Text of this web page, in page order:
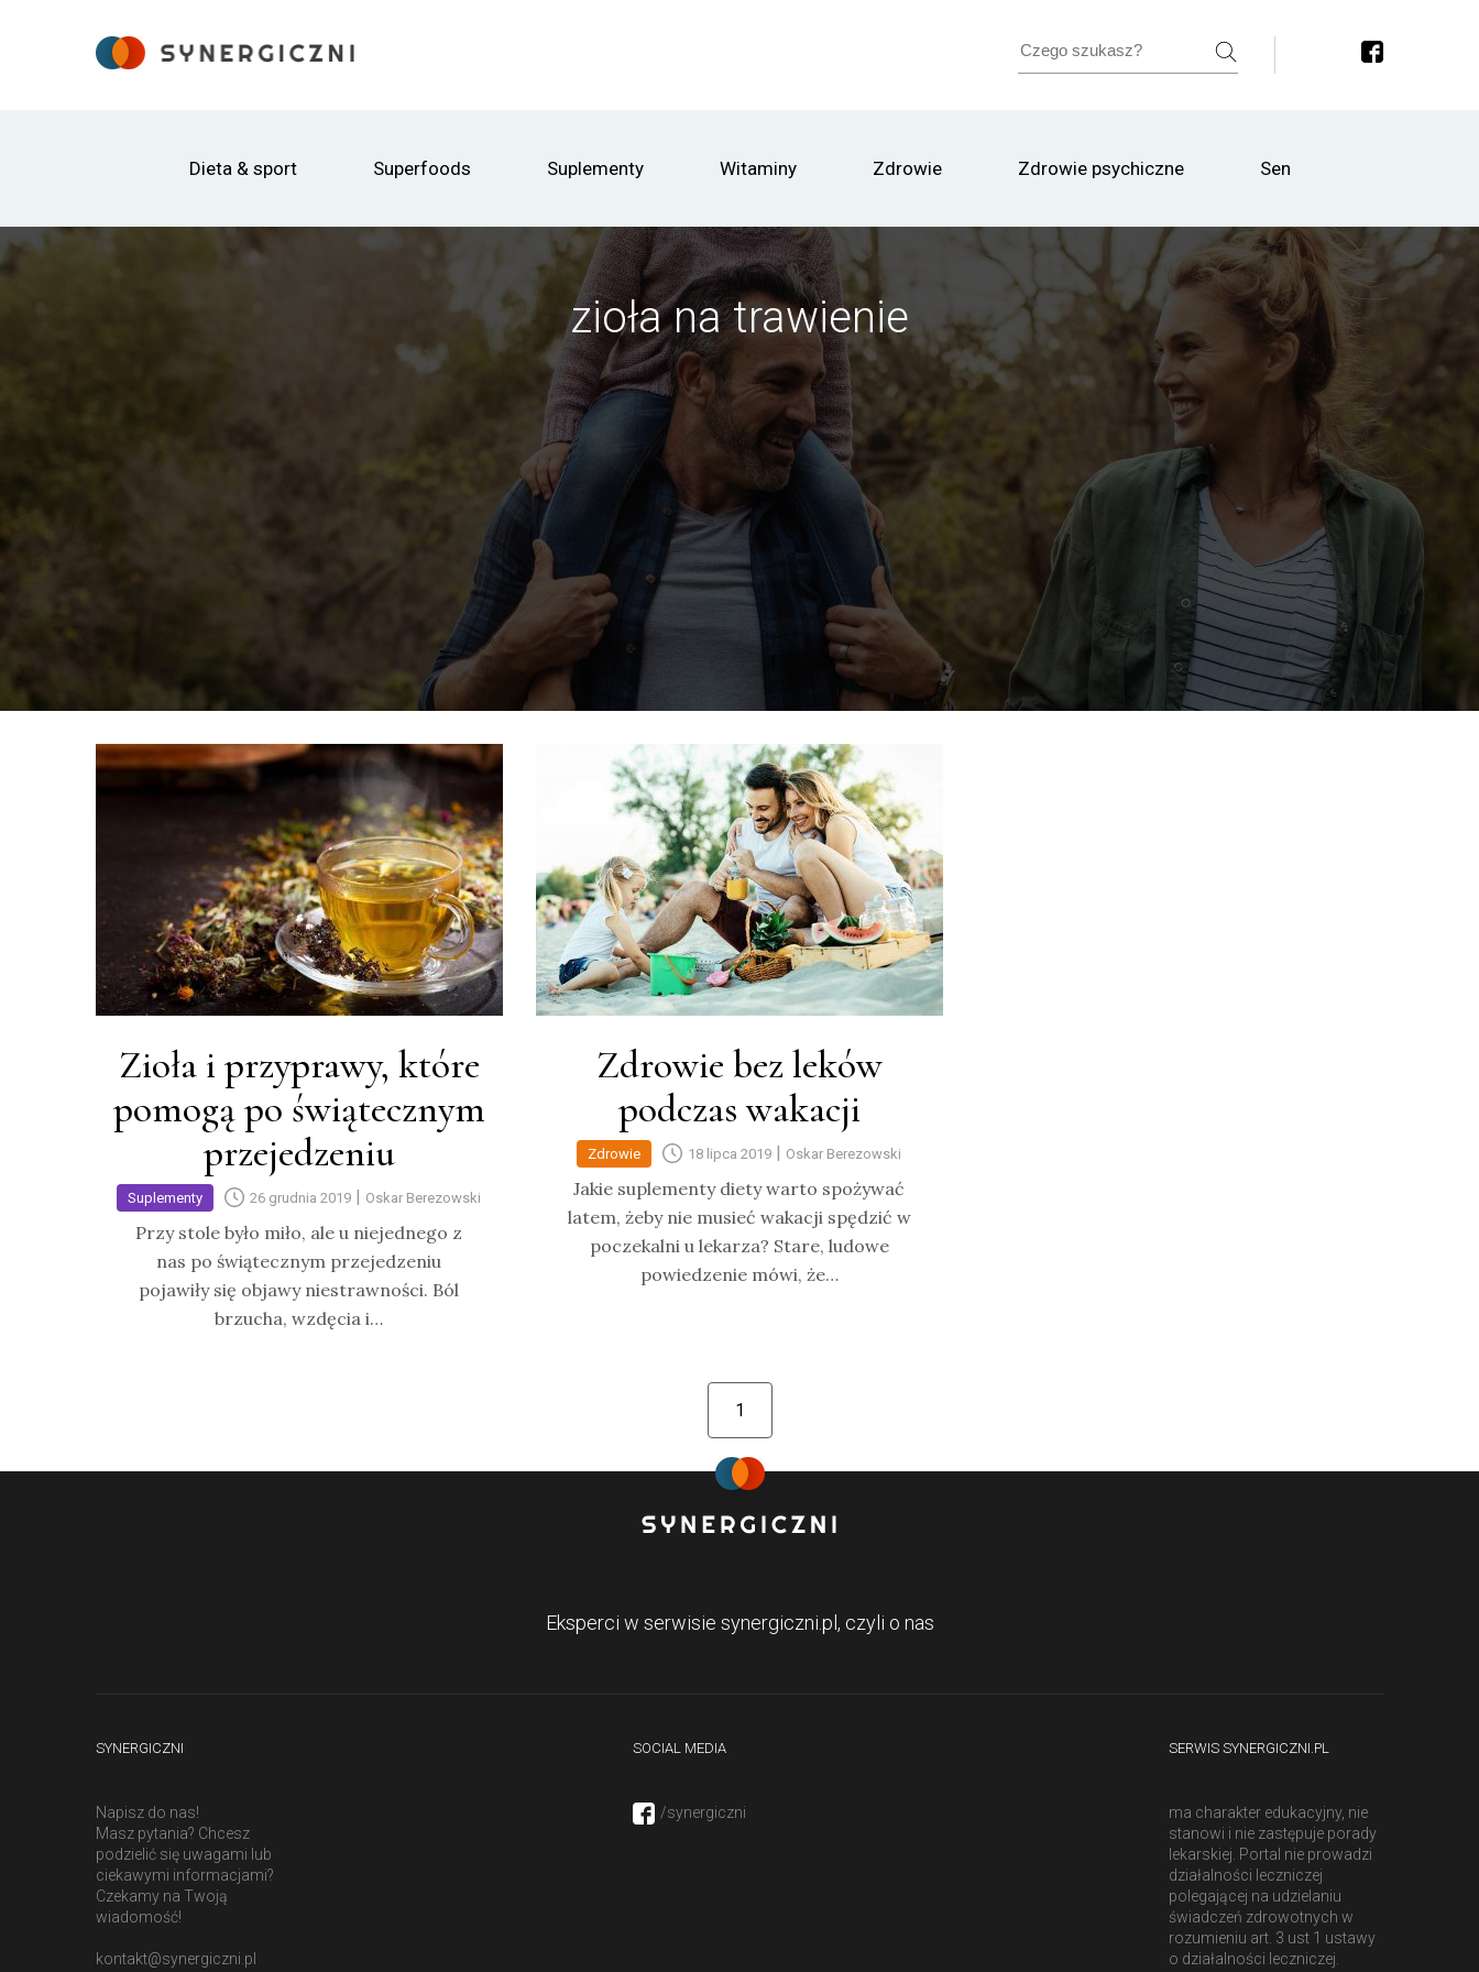
Dieta & sport Superfoods Suplementy Witaminy Zdrowie Zdrowie psychiczne Sen
zioła na trawienie
Zioła i przyprawy, które
pomogą po świątecznym
przejedzeniu
Suplementy 26 grudnia 2019 | Oskar Berezowski
Przy stole było miło, ale u niejednego z
nas po świątecznym przejedzeniu
pojawiły się objawy niestrawności. Ból
brzucha, wzdęcia i…
Zdrowie bez leków
podczas wakacji
Zdrowie 18 lipca 2019 | Oskar Berezowski
Jakie suplementy diety warto spożywać
latem, żeby nie musieć wakacji spędzić w
poczekalni u lekarza? Stare, ludowe
powiedzenie mówi, że…
1
Eksperci w serwisie synergiczni.pl, czyli o nas
SYNERGICZNI
Napisz do nas!
Masz pytania? Chcesz
podzielić się uwagami lub
ciekawymi informacjami?
Czekamy na Twoją
wiadomość!
kontakt@synergiczni.pl
SOCIAL MEDIA
/synergiczni
SERWIS SYNERGICZNI.PL
ma charakter edukacyjny, nie
stanowi i nie zastępuje porady
lekarskiej. Portal nie prowadzi
działalności leczniczej
polegającej na udzielaniu
świadczeń zdrowotnych w
rozumieniu art. 3 ust 1 ustawy
o działalności leczniczej.